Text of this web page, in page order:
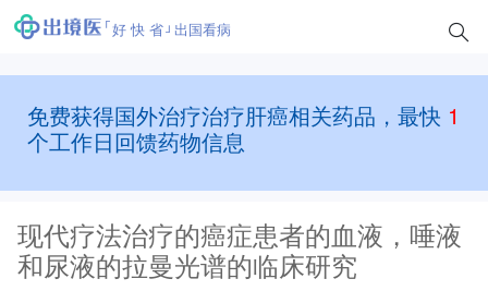
好 快 省 出国看病
免费获得国外治疗治疗肝癌相关药品，最快 1
个工作日回馈药物信息
现代疗法治疗的癌症患者的血液，唾液
和尿液的拉曼光谱的临床研究